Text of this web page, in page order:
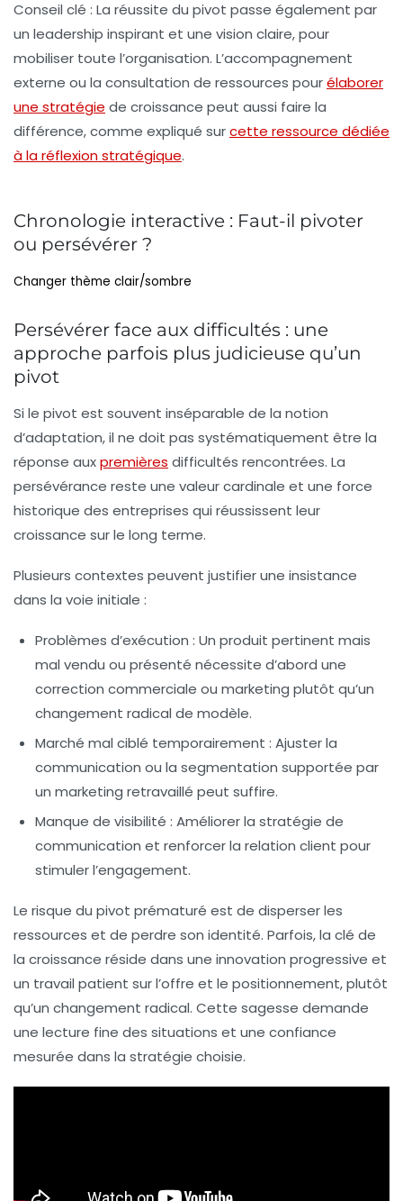
Conseil clé : La réussite du pivot passe également par
un leadership inspirant et une vision claire, pour
mobiliser toute l’organisation. L’accompagnement
externe ou la consultation de ressources pourélaborer
une stratégie de croissance peut aussi faire la
différence, comme expliqué surcette ressource dédiée
à la réflexion stratégique.
Chronologie interactive : Faut-il pivoter
ou persévérer ?
Changer thème clair/sombre
Persévérer face aux difficultés : une
approche parfois plus judicieuse qu’un
pivot
Si le pivot est souvent inséparable de la notion
d’adaptation, il ne doit pas systématiquement être la
réponse auxpremières difficultés rencontrées. La
persévérance reste une valeur cardinale et une force
historique des entreprises qui réussissent leur
croissance sur le long terme.
Plusieurs contextes peuvent justifier une insistance
dans la voie initiale :
Problèmes d’exécution : Un produit pertinent mais
mal vendu ou présenté nécessite d’abord une
correction commerciale ou marketing plutôt qu’un
changement radical de modèle.
Marché mal ciblé temporairement : Ajuster la
communication ou la segmentation supportée par
un marketing retravaillé peut suffire.
Manque de visibilité : Améliorer la stratégie de
communication et renforcer la relation client pour
stimuler l’engagement.
Le risque du pivot prématuré est de disperser les
ressources et de perdre son identité. Parfois, la clé de
la croissance réside dans une innovation progressive et
un travail patient sur l’offre et le positionnement, plutôt
qu’un changement radical. Cette sagesse demande
une lecture fine des situations et une confiance
mesurée dans la stratégie choisie.